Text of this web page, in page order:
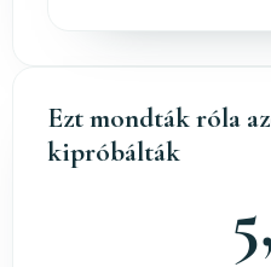
Ezt mondták róla
kipróbálták